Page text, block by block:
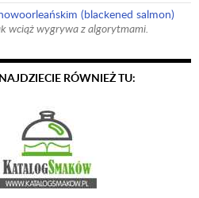
(blackened salmon)
wciąż wygrywa z algorytmami.
RÓWNIEŻ TU: